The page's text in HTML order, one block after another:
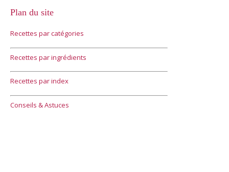
Plan du site
Recettes par catégories
Recettes par ingrédients
Recettes par index
Conseils & Astuces